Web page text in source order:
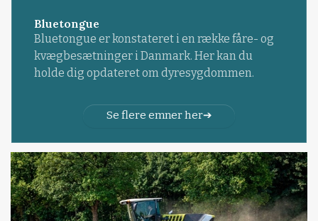
Bluetongue
Bluetongue er konstateret i en række fåre- og
kvægbesætninger i Danmark. Her kan du
holde dig opdateret om dyresygdommen.
Se flere emner her